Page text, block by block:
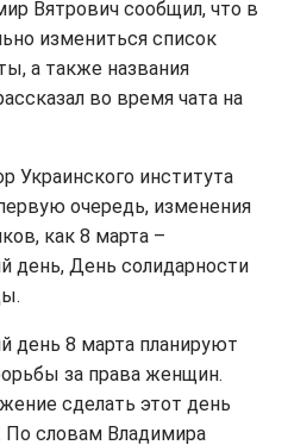
Вятрович сообщил, что в
измениться список
а также названия
во время чата на
Украинского института
очередь, изменения
как 8 марта –
День солидарности
8 марта планируют
за права женщин.
сделать этот день
словам Владимира